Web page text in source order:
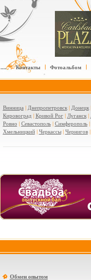
.... Контакты Фотоальбом
Винница | Днепропетровск| Донецк
Кировоград | Кривой Рог| Луганск|
Ровно | Севастополь| Симферополь|
Хмельницкий| Черкассы| Чернигов
Обмен опытом